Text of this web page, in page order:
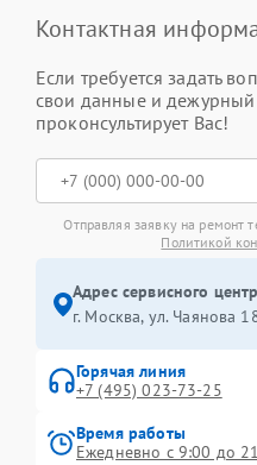
Контактная
Если требуется задать
свои данные и дежурный
проконсультирует Вас!
Отправляя заявку на ремонт
Политикой
Адрес сервисного
г. Москва, ул. Чаянова
Горячая линия
+7 (495) 023-73-25
Время работы
Ежедневно с 9:00 до